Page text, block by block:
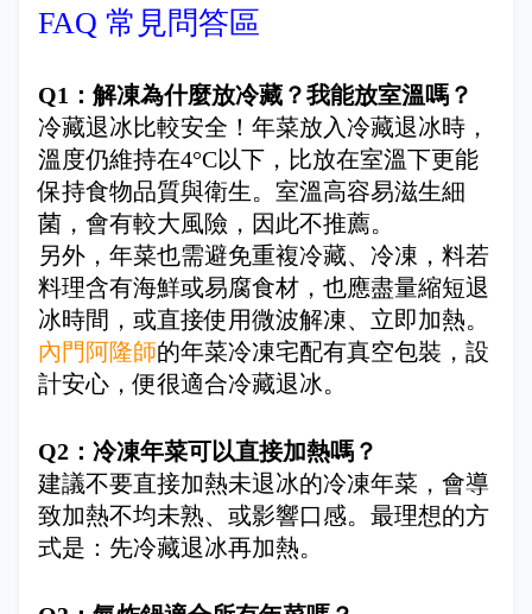
FAQ 常見問答區
Q1：解凍為什麼放冷藏？我能放室溫嗎？
冷藏退冰比較安全！年菜放入冷藏退冰時，
溫度仍維持在4°C以下，比放在室溫下更能
保持食物品質與衛生。室溫高容易滋生細
菌，會有較大風險，因此不推薦。
另外，年菜也需避免重複冷藏、冷凍，料若
料理含有海鮮或易腐食材，也應盡量縮短退
冰時間，或直接使用微波解凍、立即加熱。
內門阿隆師的年菜冷凍宅配有真空包裝，設
計安心，便很適合冷藏退冰。
Q2：冷凍年菜可以直接加熱嗎？
建議不要直接加熱未退冰的冷凍年菜，會導
致加熱不均未熟、或影響口感。最理想的方
式是：先冷藏退冰再加熱。